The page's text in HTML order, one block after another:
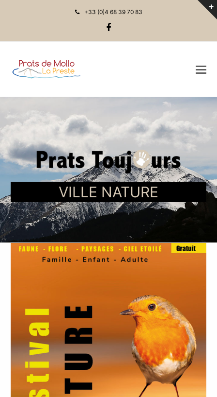
+33 (0)4 68 39 70 83
VILLE NATURE